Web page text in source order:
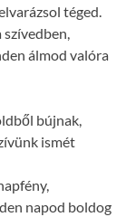
téged.
szívedben,
álmod valóra
bújnak,
ismét
napod boldog